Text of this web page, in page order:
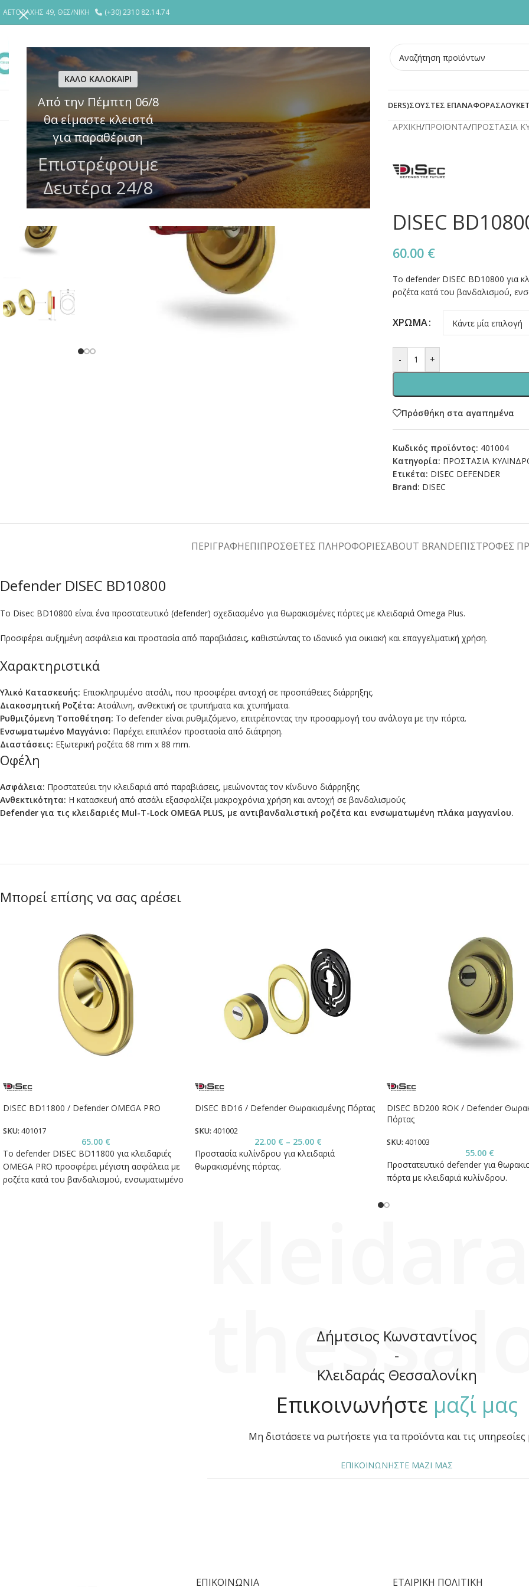
ΚΑΛΟ ΚΑΛΟΚΑΙΡΙ
Από την Πέμπτη 06/8
θα είμαστε κλειστά
για παραθέριση
Επιστρέφουμε
Δευτέρα 24/8
ΑΕΤΟΡΑΧΗΣ 49, ΘΕΣ/ΝΙΚΗ (+30) 2310 82.14.74
ΕΤΑΙΡΕΙΑ YΠΗΡΕΣΙΕΣ ΘΩΡΑΚΙΣΜΕΝΕΣ ΠΟΡΤΕΣ
ΚΛΕΙΔΑΡΙΕΣΗΛΕΚΤΡΙΚΕΣ ΚΛΕΙΔΑΡΙΕΣ – ΚΥΠΡΙ ΠΡΟΣΤΑΣΙΑ ΚΥΛΙΝΔΡΟΥ (DEFENDERS)ΣΟΥΣΤΕΣ ΕΠΑΝΑΦΟΡΑΣ
ΑΡΧΙΚΗ/ΠΡΟΪΟΝΤΑ/ΠΡΟΣΤΑΣΙΑ
DISEC
60.00 €
Το defender DISEC BD10800 για
ροζέτα κατά του βανδαλισμού,
ΧΡΩΜΑ
- +
Πρόσθήκη στα αγαπημένα
Κωδικός προϊόντος: 401004
Κατηγορία: ΠΡΟΣΤΑΣΙΑ
Ετικέτα: DISEC DEFENDER
Brand: DISEC
ΠΕΡΙΓΡΑΦΉΕΠΙΠΡΌΣΘΕΤΕΣ ΠΛΗΡΟΦΟΡΊΕΣABOUT BRANDΕΠΙΣΤΡΟΦΕΣ
Defender DISEC BD10800
Το Disec BD10800 είναι ένα προστατευτικό (defender) σχεδιασμένο για θωρακισμένες πόρτες με κλειδαριά Omega Plus.
Προσφέρει αυξημένη ασφάλεια και προστασία από παραβιάσεις, καθιστώντας το ιδανικό για οικιακή και επαγγελματική χρήση.
Χαρακτηριστικά
Υλικό Κατασκευής: Επισκληρυμένο ατσάλι, που προσφέρει αντοχή σε προσπάθειες διάρρηξης.
Διακοσμητική Ροζέτα: Ατσάλινη, ανθεκτική σε τρυπήματα και χτυπήματα.
Ρυθμιζόμενη Τοποθέτηση: Το defender είναι ρυθμιζόμενο, επιτρέποντας την προσαρμογή του ανάλογα με την πόρτα.
Ενσωματωμένο Μαγγάνιο: Παρέχει επιπλέον προστασία από διάτρηση.
Διαστάσεις: Εξωτερική ροζέτα 68 mm x 88 mm.
Οφέλη
Ασφάλεια: Προστατεύει την κλειδαριά από παραβιάσεις, μειώνοντας τον κίνδυνο διάρρηξης.
Ανθεκτικότητα: Η κατασκευή από ατσάλι εξασφαλίζει μακροχρόνια χρήση και αντοχή σε βανδαλισμούς.
Defender για τις κλειδαριές Mul-T-Lock OMEGA PLUS, με αντιβανδαλιστική ροζέτα και ενσωματωμένη πλάκα μαγγανίου.
Μπορεί επίσης να σας αρέσει
DISEC BD11800 / Defender OMEGA PRO
SKU: 401017
65.00 €
Το defender DISEC BD11800 για κλειδαριές
OMEGA PRO προσφέρει μέγιστη ασφάλεια με
ροζέτα κατά του βανδαλισμού, ενσωματωμένο
DISEC BD16 / Defender Θωρακισμένης Πόρτας
SKU: 401002
22.00 € – 25.00 €
Προστασία κυλίνδρου για κλειδαριά
θωρακισμένης πόρτας.
DISEC BD200 ROK / Defender
Πόρτας
SKU: 401003
55.00 €
Προστατευτικό defender για
πόρτα με κλειδαριά κυλίνδρου.
Δήμτσιος Κωνσταντίνος
-
Κλειδαράς Θεσσαλονίκη
Επικοινωνήστε μαζί μας
Μη διστάσετε να ρωτήσετε για τα προϊόντα και τις υπηρεσίες
ΕΠΙΚΟΙΝΩΝΗΣΤΕ ΜΑΖΙ ΜΑΣ
ΕΠΙΚΟΙΝΩΝΙΑ ΕΤΑΙΡΙΚΗ ΠΟΛΙΤΙΚΗ